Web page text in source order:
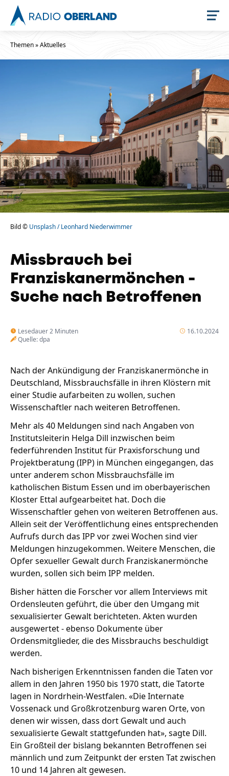
Newsreader
Stellenangebote
Wandern
Fotobox
Team
Programm
Nachgehört
Newsletter
Zeit fürs Oberland
Handwerker
Themen»Aktuelles
Bild © Unsplash / Leonhard Niederwimmer
Missbrauch bei
Franziskanermönchen -
Suche nach Betroffenen
Lesedauer 2 Minuten
Quelle: dpa
16.10.2024
Nach der Ankündigung der Franziskanermönche in
Deutschland, Missbrauchsfälle in ihren Klöstern mit
einer Studie aufarbeiten zu wollen, suchen
Wissenschaftler nach weiteren Betroffenen.
Mehr als 40 Meldungen sind nach Angaben von
Institutsleiterin Helga Dill inzwischen beim
federführenden Institut für Praxisforschung und
Projektberatung (IPP) in München eingegangen, das
unter anderem schon Missbrauchsfälle im
katholischen Bistum Essen und im oberbayerischen
Kloster Ettal aufgearbeitet hat. Doch die
Wissenschaftler gehen von weiteren Betroffenen aus.
Allein seit der Veröffentlichung eines entsprechenden
Aufrufs durch das IPP vor zwei Wochen sind vier
Meldungen hinzugekommen. Weitere Menschen, die
Opfer sexueller Gewalt durch Franziskanermönche
wurden, sollen sich beim IPP melden.
Bisher hätten die Forscher vor allem Interviews mit
Ordensleuten geführt, die über den Umgang mit
sexualisierter Gewalt berichteten. Akten wurden
ausgewertet - ebenso Dokumente über
Ordensmitglieder, die des Missbrauchs beschuldigt
werden.
Nach bisherigen Erkenntnissen fanden die Taten vor
allem in den Jahren 1950 bis 1970 statt, die Tatorte
lagen in Nordrhein-Westfalen. «Die Internate
Vossenack und Großkrotzenburg waren Orte, von
denen wir wissen, dass dort Gewalt und auch
sexualisierte Gewalt stattgefunden hat», sagte Dill.
Ein Großteil der bislang bekannten Betroffenen sei
männlich und zum Zeitpunkt der ersten Tat zwischen
10 und 14 Jahren alt gewesen.